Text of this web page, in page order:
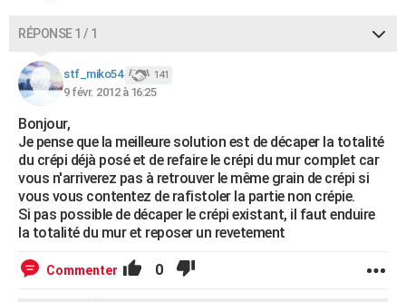
Dictionnaire
Biographies
Citations
Expressions
Proverbes
PROGRAMME TV
COPAINS D'AVANT
S'inscrire
Se connecter
Lycées
Collèges
Primaires
Universités
Entreprises
Service militaire
Avis de recherche
AVIS DE DÉCÈS
FORUM
Bricolage
Lifestyle
Culture
Sport
Auto
Television
Voyage
Cinema
RÉPONSE 1 / 1
stf_miko54 141
9 févr. 2012 à 16:25
Bonjour,
Je pense que la meilleure solution est de décaper la totalité
du crépi déjà posé et de refaire le crépi du mur complet car
vous n'arriverez pas à retrouver le même grain de crépi si
vous vous contentez de rafistoler la partie non crépie.
Si pas possible de décaper le crépi existant, il faut enduire
la totalité du mur et reposer un revetement
Commenter 0